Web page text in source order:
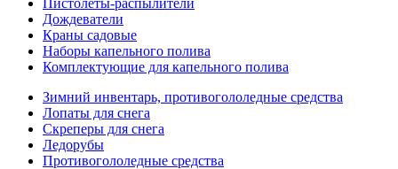
Пистолеты-распылители
Дождеватели
Краны садовые
Наборы капельного полива
Комплектующие для капельного полива
Зимний инвентарь, противогололедные средства
Лопаты для снега
Скреперы для снега
Ледорубы
Противогололедные средства